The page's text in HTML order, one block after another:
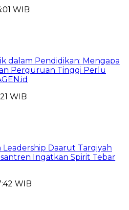
WIB
dalam Pendidikan: Mengapa
Perguruan Tinggi Perlu
WIB
Leadership Daarut Tarqiyah
Ingatkan Spirit Tebar
WIB